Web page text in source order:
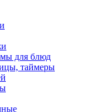
для блюд
таймеры